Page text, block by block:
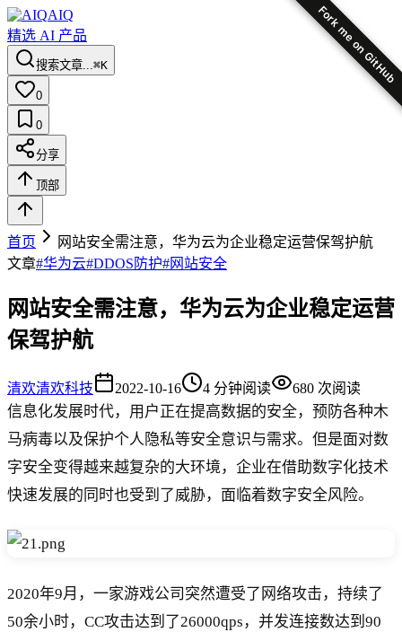
Fork me on GitHub
AIQ
精选 AI 产品
搜索文章...⌘K
0
0
分享
顶部
首页
网站安全需注意，华为云为企业稳定运营保驾护航
文章#华为云#DDOS防护#网站安全
网站安全需注意，华为云为企业稳定运营
保驾护航
清欢清欢科技 2022-10-16 4 分钟阅读 680 次阅读
信息化发展时代，用户正在提高数据的安全，预防各种木
马病毒以及保护个人隐私等安全意识与需求。但是面对数
字安全变得越来越复杂的大环境，企业在借助数字化技术
快速发展的同时也受到了威胁，面临着数字安全风险。
2020年9月，一家游戏公司突然遭受了网络攻击，持续了
50余小时，CC攻击达到了26000qps，并发连接数达到90